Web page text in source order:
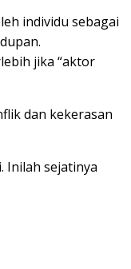
individu sebagai
jika “aktor
dan kekerasan
Inilah sejatinya